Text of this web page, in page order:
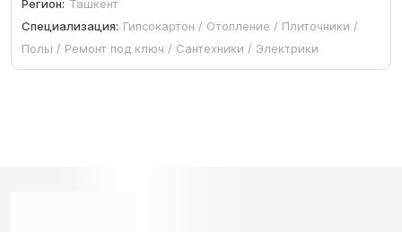
Регион: Ташкент
Специализация: Гипсокартон / Отопление / Плиточники /
Полы / Ремонт под ключ / Сантехники / Электрики